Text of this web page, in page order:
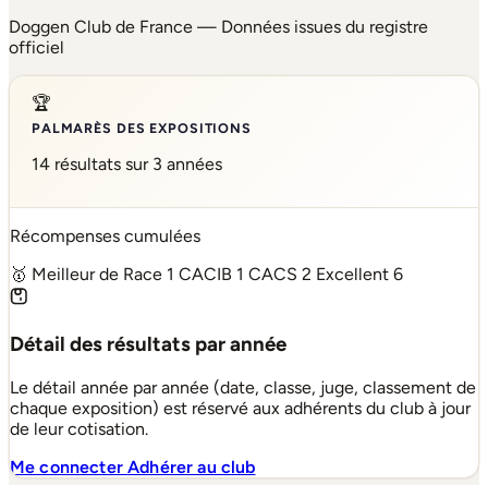
Doggen Club de France — Données issues du registre
officiel
🏆
PALMARÈS DES EXPOSITIONS
14 résultats sur 3 années
Récompenses cumulées
🥇 Meilleur de Race 1 CACIB 1 CACS 2 Excellent 6
Détail des résultats par année
Le détail année par année (date, classe, juge, classement de
chaque exposition) est réservé aux adhérents du club à jour
de leur cotisation.
Me connecterAdhérer au club